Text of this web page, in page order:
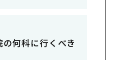
何科に行くべき